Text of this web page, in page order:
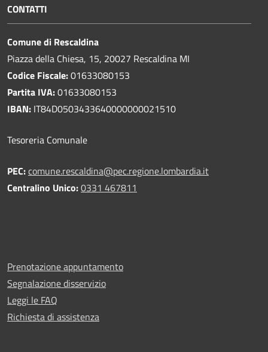
CONTATTI
Comune di Rescaldina
Piazza della Chiesa, 15, 20027 Rescaldina MI
Codice Fiscale:01633080153
Partita IVA:01633080153
IBAN: IT84D0503433640000000021510
Tesoreria Comunale
PEC:comune.rescaldina@pec.regione.lombardia.it
Centralino Unico:0331 467811
Prenotazione appuntamento
Segnalazione disservizio
Leggi le FAQ
Richiesta di assistenza